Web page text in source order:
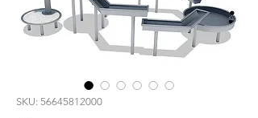
SKU: 56645812000